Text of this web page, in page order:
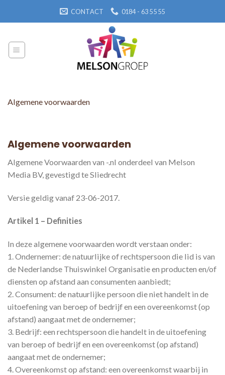
CONTACT 0184 - 63 55 55
Algemene voorwaarden
Algemene Voorwaarden van -.nl onderdeel van Melson
Media BV, gevestigd te Sliedrecht
Versie geldig vanaf 23-06-2017.
Artikel 1 – Definities
In deze algemene voorwaarden wordt verstaan onder:
1. Ondernemer: de natuurlijke of rechtspersoon die lid is van
de Nederlandse Thuiswinkel Organisatie en producten en/of
diensten op afstand aan consumenten aanbiedt;
2. Consument: de natuurlijke persoon die niet handelt in de
uitoefening van beroep of bedrijf en een overeenkomst (op
afstand) aangaat met de ondernemer;
3. Bedrijf: een rechtspersoon die handelt in de uitoefening
van beroep of bedrijf en een overeenkomst (op afstand)
aangaat met de ondernemer;
4. Overeenkomst op afstand: een overeenkomst waarbij in
Algemene voorwaarden